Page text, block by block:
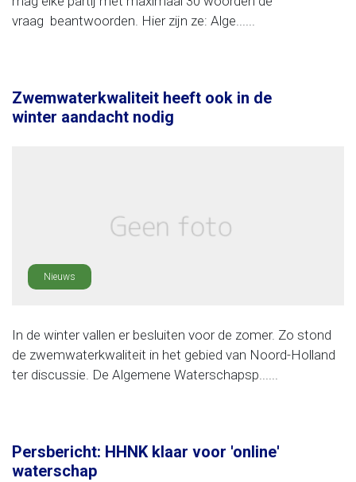
vraag beantwoorden. Hier zijn ze: Alge......
Zwemwaterkwaliteit heeft ook in de
winter aandacht nodig
Nieuws
In de winter vallen er besluiten voor de zomer. Zo stond
de zwemwaterkwaliteit in het gebied van Noord-Holland
ter discussie. De Algemene Waterschapsp......
Persbericht: HHNK klaar voor 'online'
waterschap